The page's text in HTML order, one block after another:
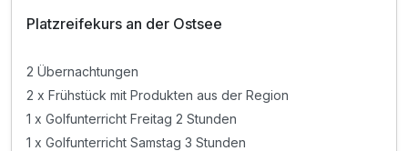
Platzreifekurs an der Ostsee
2 Übernachtungen
2 x Frühstück mit Produkten aus der Region
1 x Golfunterricht Freitag 2 Stunden
1 x Golfunterricht Samstag 3 Stunden